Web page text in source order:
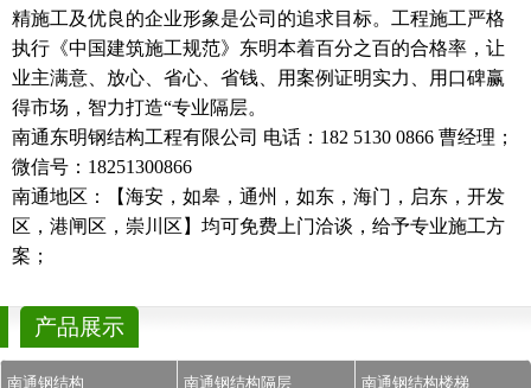
精施工及优良的企业形象是公司的追求目标。工程施工严格
执行《中国建筑施工规范》东明本着百分之百的合格率，让
业主满意、放心、省心、省钱、用案例证明实力、用口碑赢
得市场，智力打造“专业隔层。
南通东明钢结构工程有限公司 电话：182 5130 0866 曹经理；
微信号：18251300866
南通地区：【海安，如皋，通州，如东，海门，启东，开发
区，港闸区，崇川区】均可免费上门洽谈，给予专业施工方
案；
产品展示
南通钢结构 南通钢结构隔层 南通钢结构楼梯